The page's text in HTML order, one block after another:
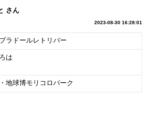
さん
2023-08-30 16:28:01
ラドールレトリバー
は
地球博モリコロパーク